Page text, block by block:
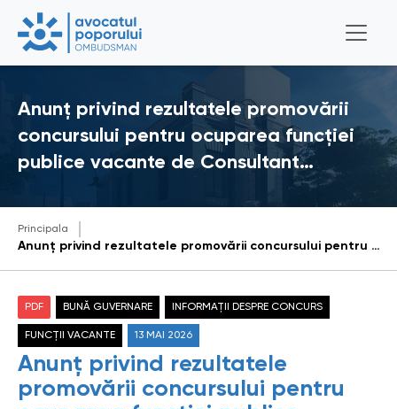
Anunț privind rezultatele promovării
concursului pentru ocuparea funcției
publice vacante de Consultant…
Principala
Anunț privind rezultatele promovării concursului pentru ocuparea funcției publice vacante de Consultant principal / Consultantă principală în cadrul Direcției prevenirea torturii
PDF BUNĂ GUVERNARE INFORMAȚII DESPRE CONCURS
FUNCȚII VACANTE 13 MAI 2026
Anunț privind rezultatele
promovării concursului pentru